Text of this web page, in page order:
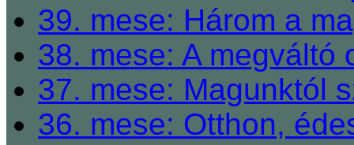
39. mese: Három a
38. mese: A megváltó
37. mese: Magunktól
36. mese: Otthon,